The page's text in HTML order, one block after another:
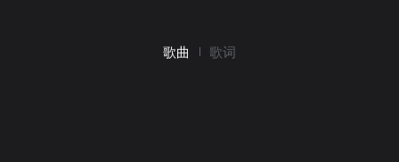
歌曲 歌词